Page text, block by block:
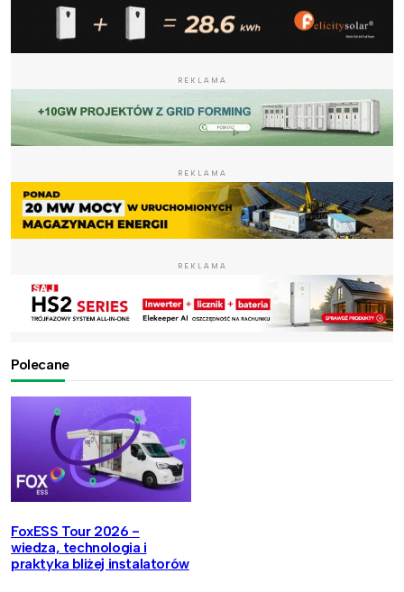
REKLAMA
REKLAMA
REKLAMA
Polecane
FoxESS Tour 2026 -
wiedza, technologia i
praktyka bliżej instalatorów